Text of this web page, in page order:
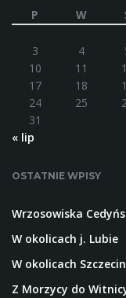
P
W
3
4
10
11
17
18
24
25
31
« lip
OSTATNIE WPISY
Wrzosowiska
W okolicach j. Lubie
W okolicach
Z Morzycy do